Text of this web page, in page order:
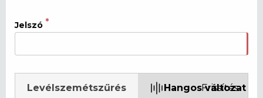
Jelszó
Levélszemétszűrés Hangos változat
Frissítés